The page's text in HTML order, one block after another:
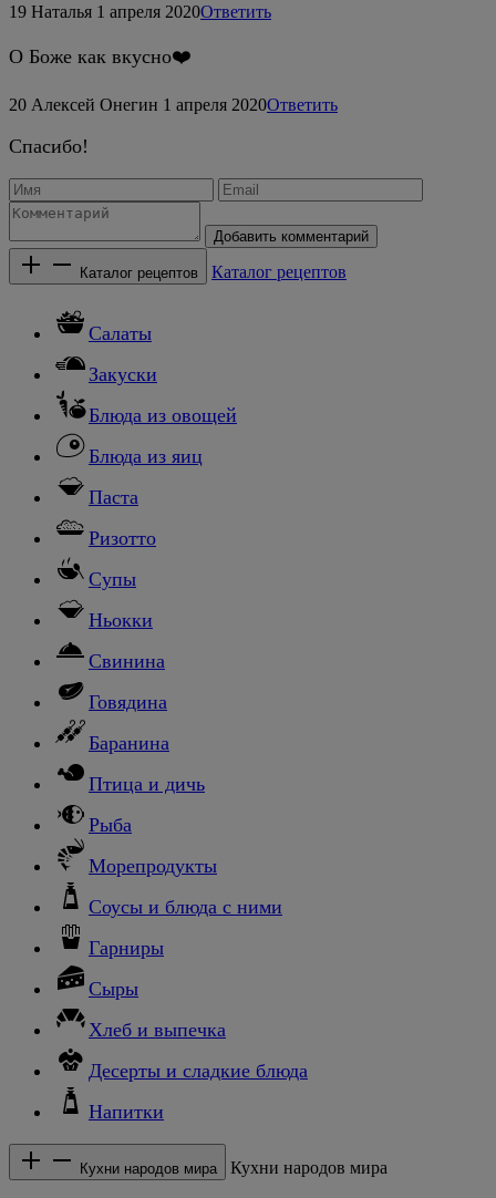
19 Наталья 1 апреля 2020Ответить
О Боже как вкусно❤️
20 Алексей Онегин 1 апреля 2020Ответить
Спасибо!
Добавить комментарий
Каталог рецептов Каталог рецептов
Салаты
Закуски
Блюда из овощей
Блюда из яиц
Паста
Ризотто
Супы
Ньокки
Свинина
Говядина
Баранина
Птица и дичь
Рыба
Морепродукты
Соусы и блюда с ними
Гарниры
Сыры
Хлеб и выпечка
Десерты и сладкие блюда
Напитки
Кухни народов мира Кухни народов мира